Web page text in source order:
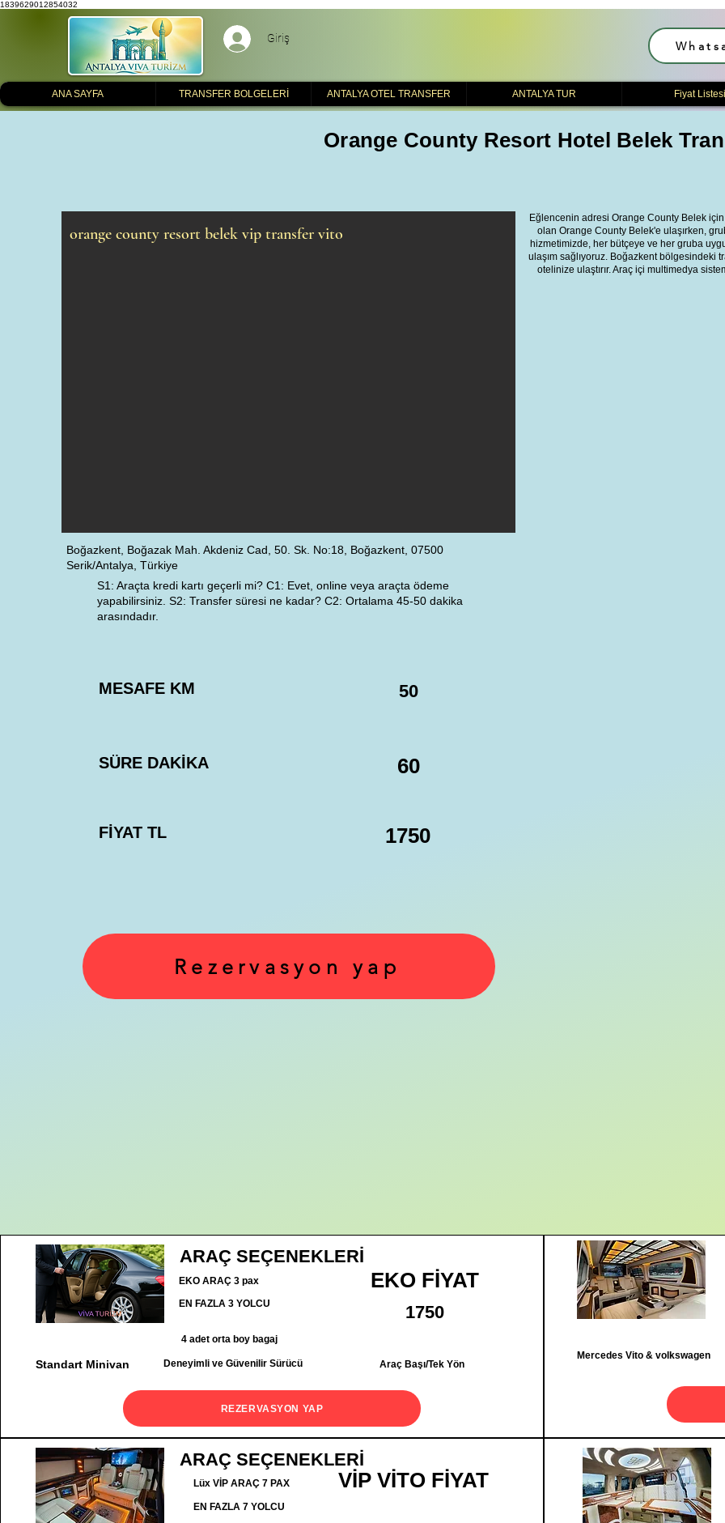
1839629012854032
Giriş
ANA SAYFA TRANSFER BOLGELERİ ANTALYA OTEL TRANSFER ANTALYA TUR Fiyat Listesi
Orange County Resort Hotel Belek
orange county resort belek vip transfer vito
Boğazkent, Boğazak Mah. Akdeniz Cad, 50. Sk. No:18, Boğazkent, 07500
Serik/Antalya, Türkiye
S1: Araçta kredi kartı geçerli mi? C1: Evet, online veya araçta ödeme
yapabilirsiniz. S2: Transfer süresi ne kadar? C2: Ortalama 45-50 dakika
arasındadır.
MESAFE KM
SÜRE DAKİKA
FİYAT TL
50
60
1750
Eğlencenin adresi Orange County Belek
olan Orange County Belek'e ulaşırken,
hizmetimizde, her bütçeye ve her gruba
ulaşım sağlıyoruz. Boğazkent bölgesindeki
otelinize ulaştırır. Araç içi multimedya
Rezervasyon yap
ARAÇ SEÇENEKLERİ
EKO ARAÇ 3 pax EKO FİYAT
EN FAZLA 3 YOLCU 1750
4 adet orta boy bagaj
Standart Minivan Deneyimli ve Güvenilir Sürücü Araç Başı/Tek Yön
REZERVASYON YAP
Mercedes Vito & volkswagen
ARAÇ SEÇENEKLERİ
Lüx VİP ARAÇ 7 PAX VİP VİTO FİYAT
EN FAZLA 7 YOLCU